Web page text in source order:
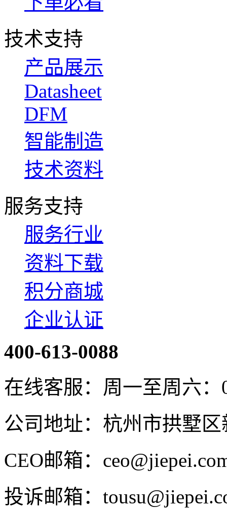
技术支持
产品展示
Datasheet
DFM
智能制造
技术资料
服务支持
服务行业
资料下载
积分商城
企业认证
400-613-0088
在线客服：周一至周六：
公司地址：杭州市拱墅
CEO邮箱：
投诉邮箱：